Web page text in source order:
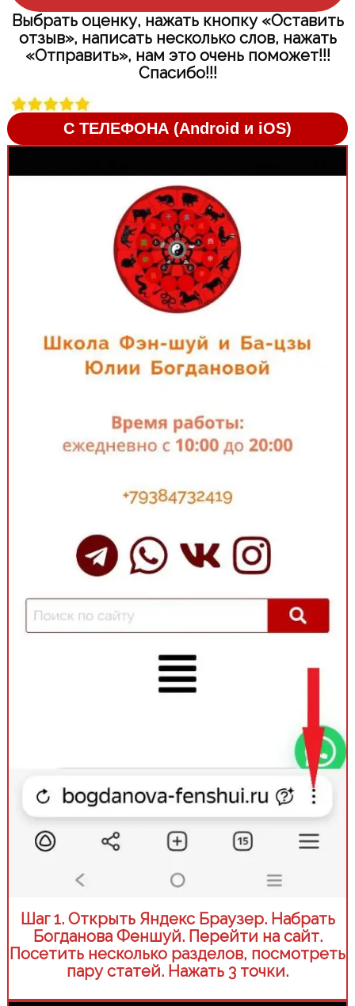
Выбрать оценку, нажать кнопку «Оставить
отзыв», написать несколько слов, нажать
«Отправить», нам это очень поможет!!!
Спасибо!!!
С ТЕЛЕФОНА (Android и iOS)
Шаг 1. Открыть Яндекс Браузер. Набрать
Богданова Феншуй. Перейти на сайт.
Посетить несколько разделов, посмотреть
пару статей. Нажать 3 точки.